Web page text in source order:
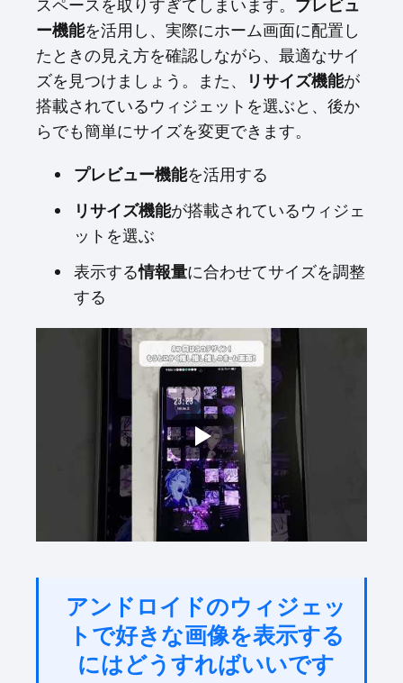
スペースを取りすぎてしまいます。 プレビュ
ー機能を活用し、実際にホーム画面に配置し
たときの見え方を確認しながら、最適なサイ
ズを見つけましょう。また、
リサイズ機能が
搭載されているウィジェットを選ぶと、後か
らでも簡単にサイズを変更できます。
プレビュー機能を活用する
リサイズ機能が搭載されているウィジェ
ットを選ぶ
表示する情報量に合わせてサイズを調整
する
アンドロイドのウィジェッ
トで好きな画像を表示する
にはどうすればいいです